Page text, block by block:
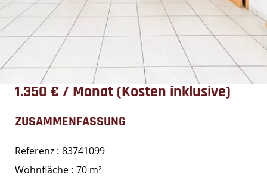
1.350 € / Monat (Kosten inklusive)
ZUSAMMENFASSUNG
Referenz 83741099
Wohnfläche 70 m²